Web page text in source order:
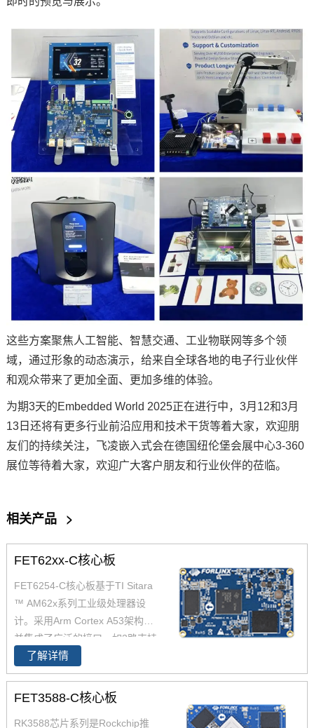
这些方案聚焦人工智能、 智慧交通、 工业物联网等多个领
域，通过形象的动态演示，给来自全球各地的电子行业伙伴
和观众带来了更加全面、更加多维的体验。
为期3天的Embedded World 2025正在进行中，3月12和3月
13日还将有更多行业前沿应用和技术干货等着大家，欢迎朋
友们的持续关注，飞凌嵌入式会在德国纽伦堡会展中心3-360
展位等待着大家，欢迎广大客户朋友和行业伙伴的莅临。
相关产品 >
FET62xx-C核心板
FET6254-C核心板基于TI Sitara
™ AM62x系列工业级处理器设
计。采用Arm Cortex A53架构，
并集成了广泛的接口，如2路支持
TSN的千兆以太网、USB 2.0CA
N-FD，AM6254核心板兼容AM6
2x全系列处理器，提供单核、双
了解详情
FET3588-C核心板
RK3588芯片系列是Rockchip推